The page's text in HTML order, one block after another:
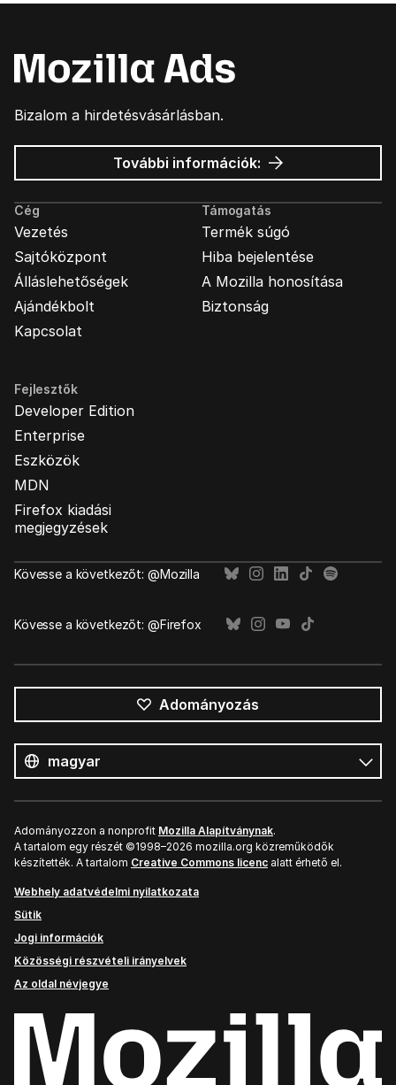
Bizalom a hirdetésvásárlásban.
További információk: Mozilla
hirdetések
Cég
Vezetés
Sajtóközpont
Álláslehetőségek
Ajándékbolt
Kapcsolat
Támogatás
Termék súgó
Hiba bejelentése
A Mozilla honosítása
Biztonság
Fejlesztők
Developer Edition
Enterprise
Eszközök
MDN
Firefox kiadási
megjegyzések
Kövesse a következőt: @Mozilla
Kövesse a következőt: @Firefox
Adományozás
nyelv
Nyelv
Adományozzon a nonprofit Mozilla Alapítványnak.
A tartalom egy részét ©1998–2026 mozilla.org közreműködők
készítették. A tartalom Creative Commons licenc alatt érhető el.
Webhely adatvédelmi nyilatkozata
Sütik
Jogi információk
Közösségi részvételi irányelvek
Az oldal névjegye